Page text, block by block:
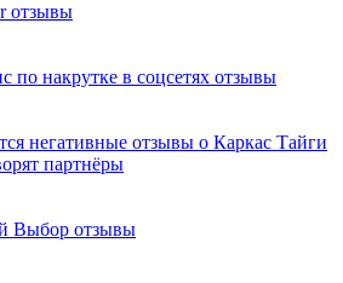
отзывы
по накрутке в соцсетях отзывы
негативные отзывы о Каркас Тайги
партнёры
Выбор отзывы